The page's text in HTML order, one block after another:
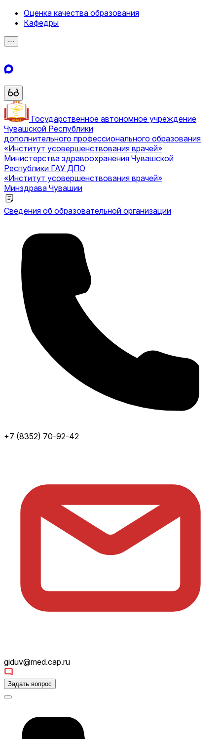
Оценка качества образования
Кафедры
⋯
Государственное автономное учреждение
Чувашской Республики
дополнительного профессионального образования
«Институт усовершенствования врачей»
Министерства здравоохранения Чувашской
Республики ГАУ ДПО
«Институт усовершенствования врачей»
Минздрава Чувашии
Сведения об образовательной организации
+7 (8352) 70-92-42
giduv@med.cap.ru
Задать вопрос